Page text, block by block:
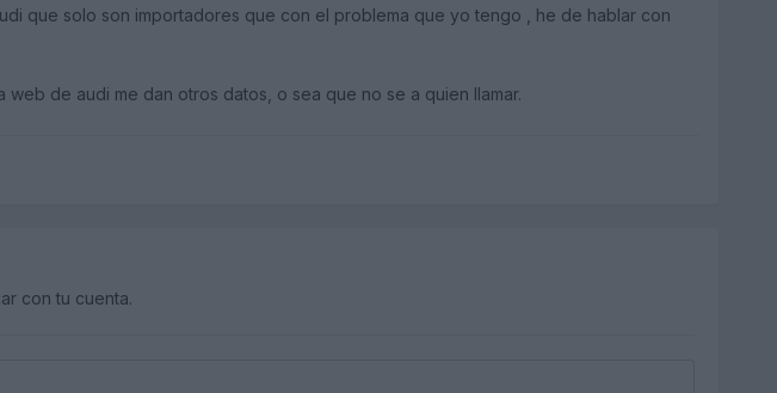
que solo son importadores que con el problema que yo tengo , he de hablar con
de audi me dan otros datos, o sea que no se a quien llamar.
con tu cuenta.